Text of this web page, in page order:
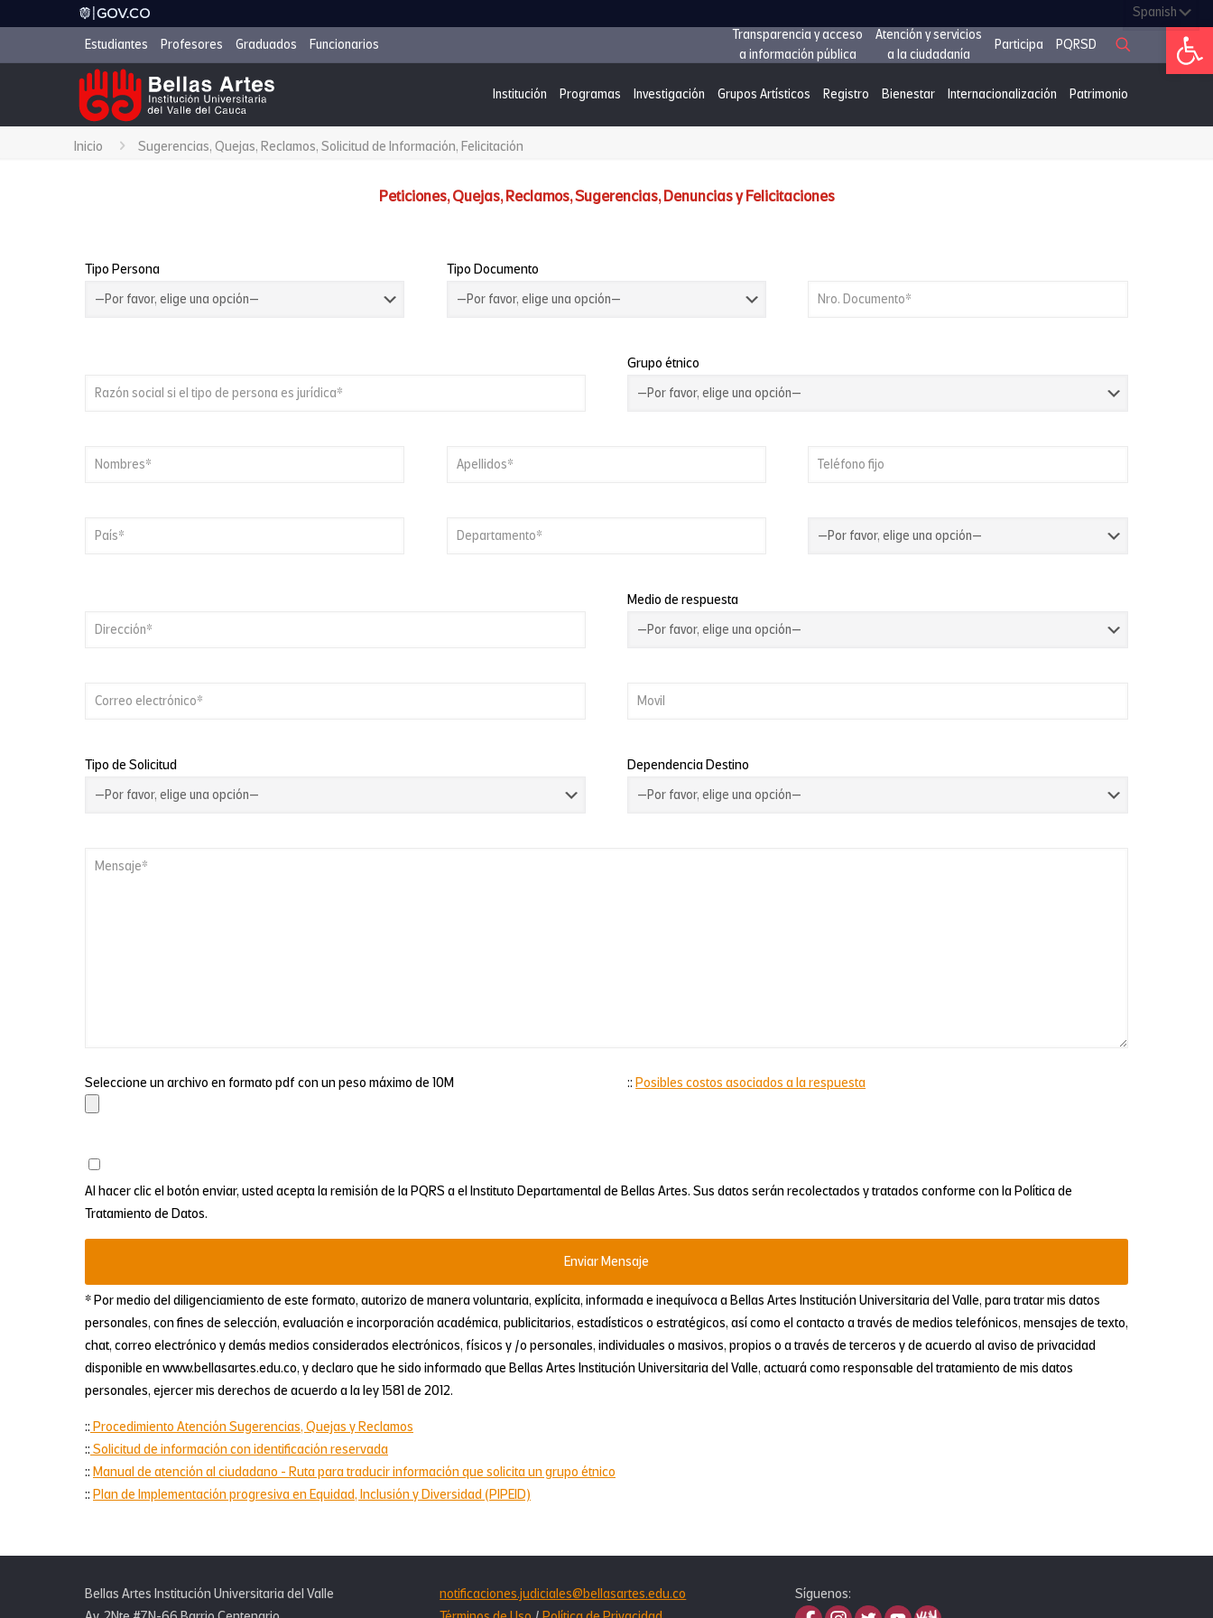
Abrir
Estudiantes Profesores Graduados Funcionarios
Transparencia y acceso
a información pública
Atención y servicios
a la ciudadanía
Participa PQRSD
Institución Programas Investigación Grupos Artísticos Registro Bienestar Internacionalización Patrimonio
Inicio Sugerencias, Quejas, Reclamos, Solicitud de Información, Felicitación
Peticiones, Quejas, Reclamos, Sugerencias, Denuncias y Felicitaciones
Tipo Persona Tipo Documento
Grupo étnico
Medio de respuesta
Tipo de Solicitud Dependencia Destino
Seleccione un archivo en formato pdf con un peso máximo de 10M ::Posibles costos asociados a la respuesta
Al hacer clic el botón enviar, usted acepta la remisión de la PQRS a el Instituto Departamental de Bellas Artes. Sus datos serán recolectados y tratados conforme con la Política de
Tratamiento de Datos.
* Por medio del diligenciamiento de este formato, autorizo de manera voluntaria, explícita, informada e inequívoca a Bellas Artes Institución Universitaria del Valle, para tratar mis datos
personales, con fines de selección, evaluación e incorporación académica, publicitarios, estadísticos o estratégicos, así como el contacto a través de medios telefónicos, mensajes de texto,
chat, correo electrónico y demás medios considerados electrónicos, físicos y /o personales, individuales o masivos, propios o a través de terceros y de acuerdo al aviso de privacidad
disponible en www.bellasartes.edu.co, y declaro que he sido informado que Bellas Artes Institución Universitaria del Valle, actuará como responsable del tratamiento de mis datos
personales, ejercer mis derechos de acuerdo a la ley 1581 de 2012.
:: Procedimiento Atención Sugerencias, Quejas y Reclamos
:: Solicitud de información con identificación reservada
:: Manual de atención al ciudadano - Ruta para traducir información que solicita un grupo étnico
:: Plan de Implementación progresiva en Equidad, Inclusión y Diversidad (PIPEID)
Bellas Artes Institución Universitaria del Valle
notificaciones.judiciales@bellasartes.edu.co
Síguenos: